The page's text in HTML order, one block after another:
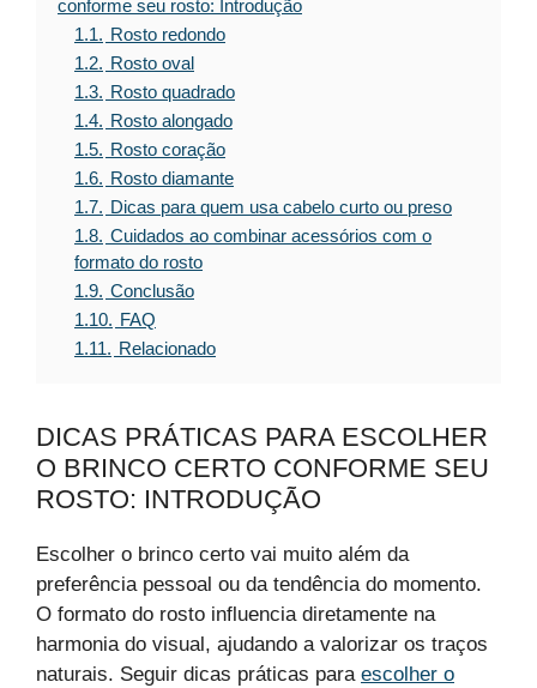
conforme seu rosto: Introdução
1.1. Rosto redondo
1.2. Rosto oval
1.3. Rosto quadrado
1.4. Rosto alongado
1.5. Rosto coração
1.6. Rosto diamante
1.7. Dicas para quem usa cabelo curto ou preso
1.8. Cuidados ao combinar acessórios com o
formato do rosto
1.9. Conclusão
1.10. FAQ
1.11. Relacionado
DICAS PRÁTICAS PARA ESCOLHER
O BRINCO CERTO CONFORME SEU
ROSTO: INTRODUÇÃO
Escolher o brinco certo vai muito além da
preferência pessoal ou da tendência do momento.
O formato do rosto influencia diretamente na
harmonia do visual, ajudando a valorizar os traços
naturais. Seguir dicas práticas para escolher o